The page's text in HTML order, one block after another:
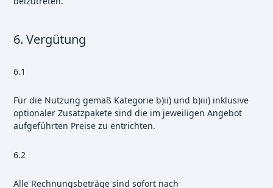
6. Vergütung
6.1
Für die Nutzung gemäß Kategorie b)ii) und b)iii) inklusive
optionaler Zusatzpakete sind die im jeweiligen Angebot
aufgeführten Preise zu entrichten.
6.2
Alle Rechnungsbeträge sind sofort nach